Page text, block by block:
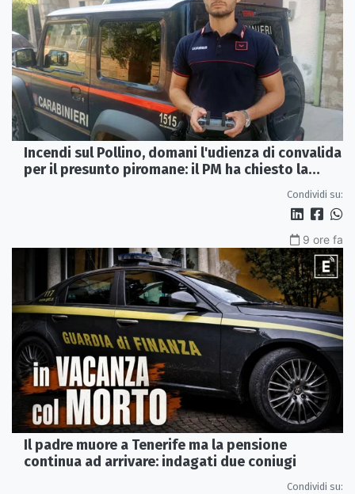
Incendi sul Pollino, domani l'udienza di convalida
per il presunto piromane: il PM ha chiesto la
Condividi su:
9 ore fa
Il padre muore a Tenerife ma la pensione
continua ad arrivare: indagati due coniugi
Condividi su: